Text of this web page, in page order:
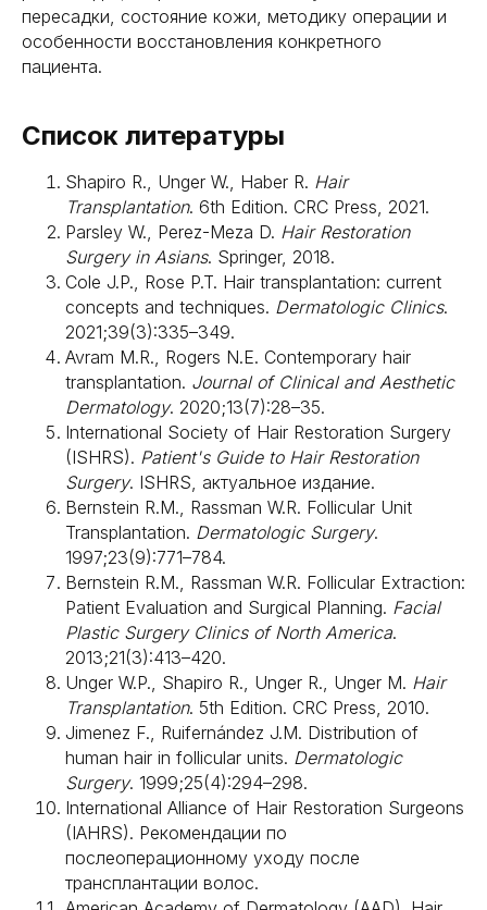
пересадки, состояние кожи, методику операции и
особенности восстановления конкретного
пациента.
Список литературы
Shapiro R., Unger W., Haber R. Hair
Transplantation. 6th Edition. CRC Press, 2021.
Parsley W., Perez-Meza D. Hair Restoration
Surgery in Asians. Springer, 2018.
Cole J.P., Rose P.T. Hair transplantation: current
concepts and techniques. Dermatologic Clinics.
2021;39(3):335–349.
Avram M.R., Rogers N.E. Contemporary hair
transplantation. Journal of Clinical and Aesthetic
Dermatology. 2020;13(7):28–35.
International Society of Hair Restoration Surgery
(ISHRS). Patient's Guide to Hair Restoration
Surgery. ISHRS, актуальное издание.
Bernstein R.M., Rassman W.R. Follicular Unit
Transplantation. Dermatologic Surgery.
1997;23(9):771–784.
Bernstein R.M., Rassman W.R. Follicular Extraction:
Patient Evaluation and Surgical Planning. Facial
Plastic Surgery Clinics of North America.
2013;21(3):413–420.
Unger W.P., Shapiro R., Unger R., Unger M. Hair
Transplantation. 5th Edition. CRC Press, 2010.
Jimenez F., Ruifernández J.M. Distribution of
human hair in follicular units. Dermatologic
Surgery. 1999;25(4):294–298.
International Alliance of Hair Restoration Surgeons
(IAHRS). Рекомендации по
послеоперационному уходу после
трансплантации волос.